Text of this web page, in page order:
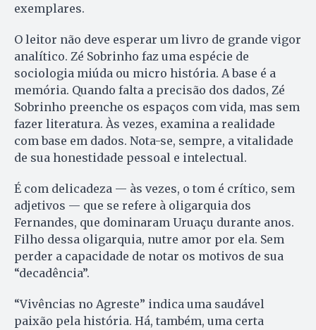
exemplares.
O leitor não deve esperar um livro de grande vigor
analítico. Zé Sobrinho faz uma espécie de
sociologia miúda ou micro história. A base é a
memória. Quando falta a precisão dos dados, Zé
Sobrinho preenche os espaços com vida, mas sem
fazer literatura. Às vezes, examina a realidade
com base em dados. Nota-se, sempre, a vitalidade
de sua honestidade pessoal e intelectual.
É com delicadeza — às vezes, o tom é crítico, sem
adjetivos — que se refere à oligarquia dos
Fernandes, que dominaram Uruaçu durante anos.
Filho dessa oligarquia, nutre amor por ela. Sem
perder a capacidade de notar os motivos de sua
“decadência”.
“Vivências no Agreste” indica uma saudável
paixão pela história. Há, também, uma certa